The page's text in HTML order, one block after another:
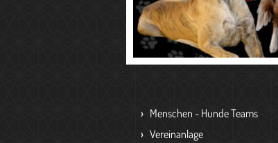
Menschen - Hunde Teams
Vereinanlage